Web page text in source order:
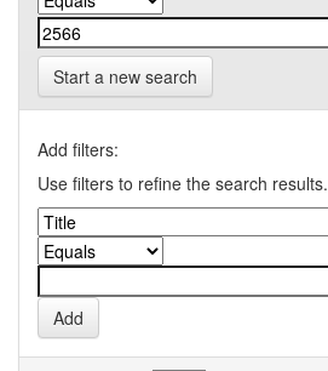
Start a new search
Add filters:
Use filters to refine the search results.